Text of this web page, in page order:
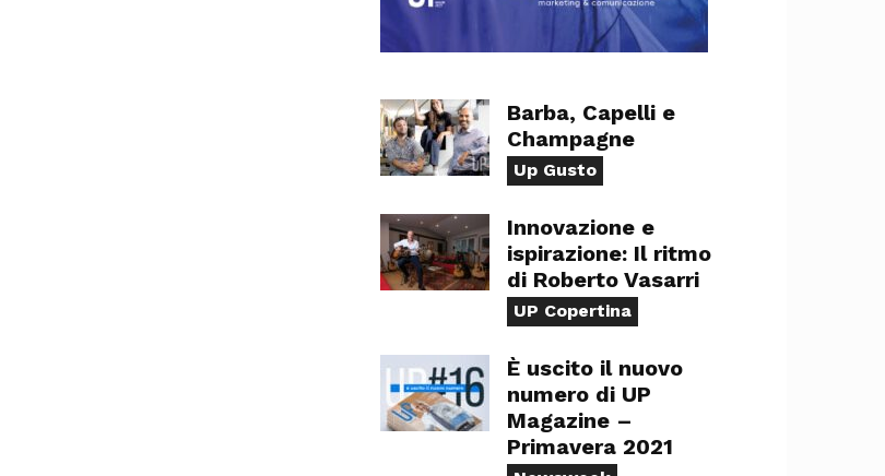
Barba, Capelli e
Champagne
Up Gusto
Innovazione e
ispirazione: Il ritmo
di Roberto Vasarri
UP Copertina
È uscito il nuovo
numero di UP
Magazine –
Primavera 2021